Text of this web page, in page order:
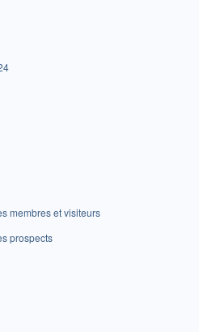
membres et visiteurs
prospects